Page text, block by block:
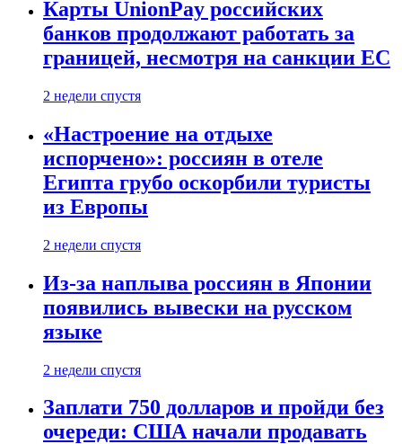
Карты UnionPay российских
банков продолжают работать за
границей, несмотря на санкции ЕС
2 недели спустя
«Настроение на отдыхе
испорчено»: россиян в отеле
Египта грубо оскорбили туристы
из Европы
2 недели спустя
Из-за наплыва россиян в Японии
появились вывески на русском
языке
2 недели спустя
Заплати 750 долларов и пройди без
очереди: США начали продавать